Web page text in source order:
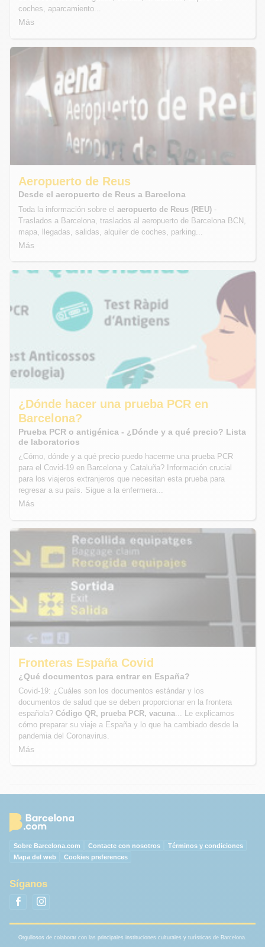
coches, aparcamiento...
Más
Aeropuerto de Reus
Desde el aeropuerto de Reus a Barcelona
Toda la información sobre elaeropuerto de Reus (REU) -
Traslados a Barcelona, traslados al aeropuerto de Barcelona BCN,
mapa, llegadas, salidas, alquiler de coches, parking...
Más
¿Dónde hacer una prueba PCR en
Barcelona?
Prueba PCR o antigénica - ¿Dónde y a qué precio? Lista
de laboratorios
¿Cómo, dónde y a qué precio puedo hacerme una prueba PCR
para el Covid-19 en Barcelona y Cataluña? Información crucial
para los viajeros extranjeros que necesitan esta prueba para
regresar a su país. Sigue a la enfermera...
Más
Fronteras España Covid
¿Qué documentos para entrar en España?
Covid-19: ¿Cuáles son los documentos estándar y los
documentos de salud que se deben proporcionar en la frontera
española?Código QR, prueba PCR, vacuna ... Le explicamos
cómo preparar su viaje a España y lo que ha cambiado desde la
pandemia del Coronavirus.
Más
Sobre Barcelona.com Contacte con nosotros
Términos y condiciones
Mapa del web
Cookies preferences
Síganos
Orgullosos de colaborar con las principales instituciones culturales y turísticas de Barcelona.